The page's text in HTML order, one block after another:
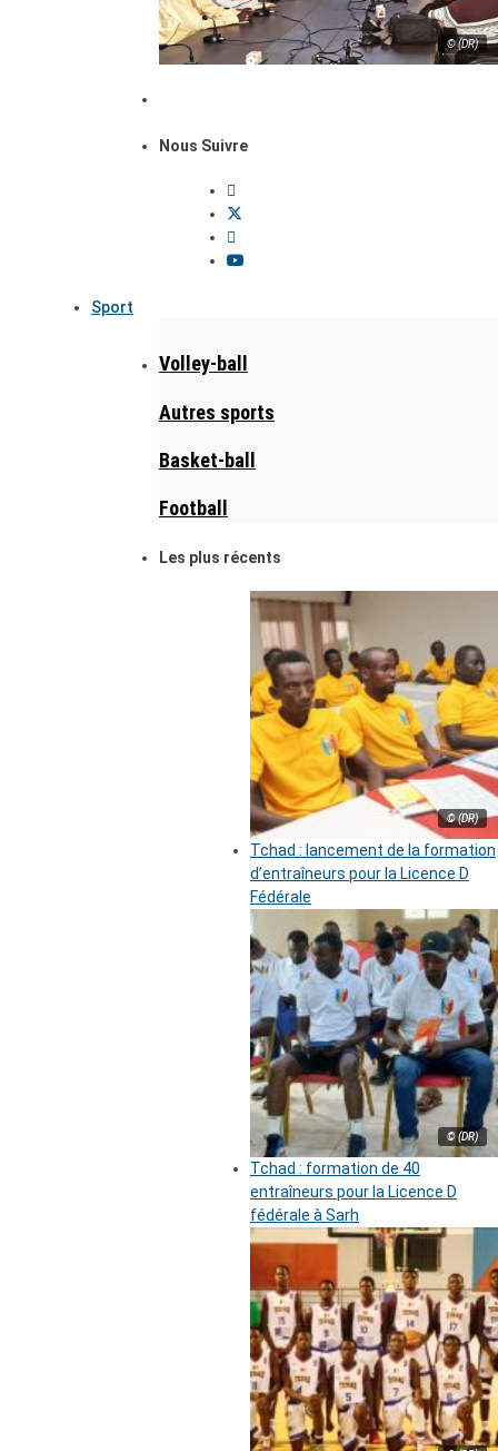
© (DR)
Nous Suivre
Sport
Volley-ball
Autres sports
Basket-ball
Football
Les plus récents
© (DR)
Tchad : lancement de la formation
d’entraîneurs pour la Licence D
Fédérale
© (DR)
Tchad : formation de 40
entraîneurs pour la Licence D
fédérale à Sarh